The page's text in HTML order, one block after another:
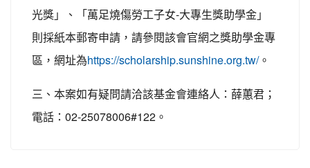
光獎」、「萬足燒傷勞工子女-大專生獎助學金」
則採紙本郵寄申請，請參閱該會官網之獎助學金專
區，網址為https://scholarship.sunshine.org.tw/。
三、本案如有疑問請洽該基金會連絡人：薛蕙君；
電話： 02-25078006#122 。